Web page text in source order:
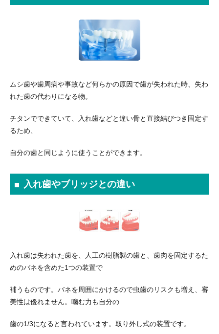
ムシ歯や歯周病や事故など何らかの原因で歯が失われた時、失わ
れた歯の代わりになる物。
チタンでできていて、入れ歯などと違い骨と直接結びつき固定す
るため、
自分の歯と同じように使うことができます。
入れ歯やブリッジとの違い
入れ歯は失われた歯を、人工の樹脂製の歯と、歯肉を固定するた
めのバネを含めた1つの装置で
補うものです。バネを周囲にかけるので虫歯のリスクも増え、審
美性は優れません。噛む力も自分の
歯の1/3になると言われています。取り外し式の装置です。